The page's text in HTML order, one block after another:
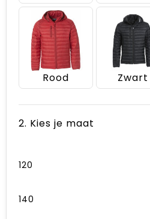
Rood Zwart
2. Kies je maat
120
140